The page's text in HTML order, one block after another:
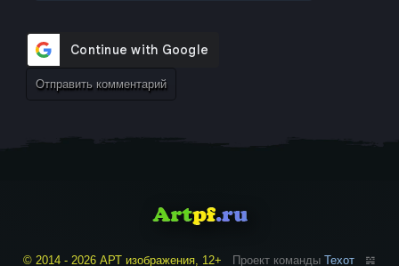
© 2014 - 2026 АРТ изображения, 12+ Проект команды Техот 𝌴